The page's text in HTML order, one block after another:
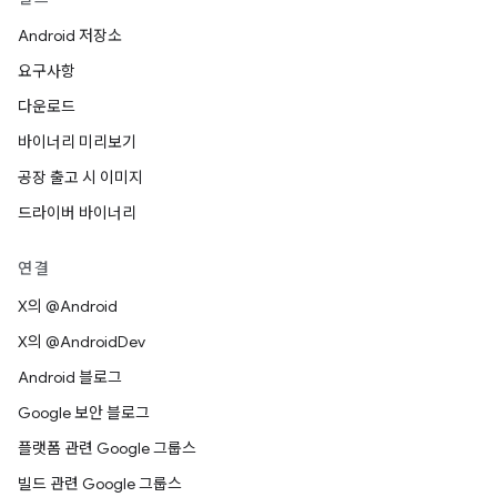
Android 저장소
요구사항
다운로드
바이너리 미리보기
공장 출고 시 이미지
드라이버 바이너리
연결
X의 @Android
X의 @AndroidDev
Android 블로그
Google 보안 블로그
플랫폼 관련 Google 그룹스
빌드 관련 Google 그룹스